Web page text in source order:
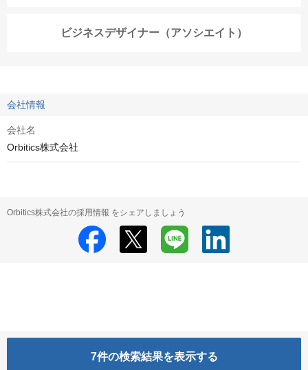
ビジネスデザイナー（アソシエイト）
7件の検索結果を表示する
会社情報
会社名
Orbitics株式会社
Orbitics株式会社の採用情報 をシェアしましょう